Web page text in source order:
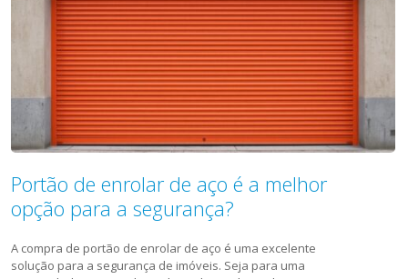
Portão de enrolar de aço é a melhor
opção para a segurança?
A compra de portão de enrolar de aço é uma excelente
solução para a segurança de imóveis. Seja para uma